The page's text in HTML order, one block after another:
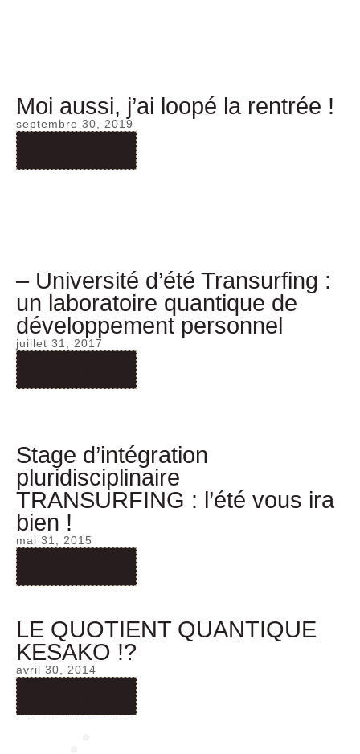
Moi aussi, j’ai loopé la rentrée !
septembre 30, 2019
– Université d’été Transurfing :
un laboratoire quantique de
développement personnel
juillet 31, 2017
Stage d’intégration
pluridisciplinaire
TRANSURFING : l’été vous ira
bien !
mai 31, 2015
LE QUOTIENT QUANTIQUE
KESAKO !?
avril 30, 2014